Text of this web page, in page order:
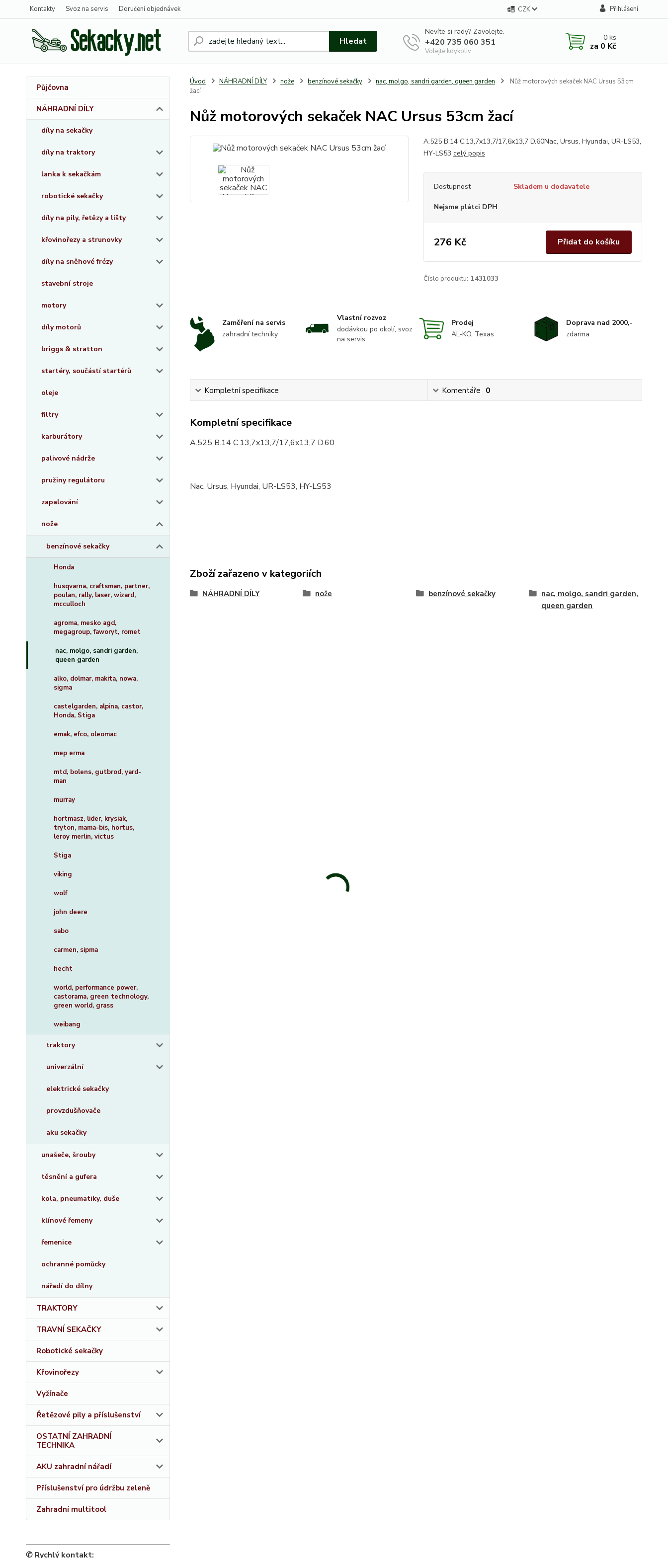
Kontakty Svoz na servis Doručení objednávek CZK Přihlášení
Hledat
Nevíte si rady? Zavolejte.
+420 735 060 351
Volejte kdykoliv
0ks
za 0 Kč
Půjčovna
NÁHRADNÍ DÍLY
díly na sekačky
díly na traktory
lanka k sekačkám
robotické sekačky
díly na pily, řetězy a lišty
křovinořezy a strunovky
díly na sněhové frézy
stavební stroje
motory
díly motorů
briggs & stratton
startéry, součástí startérů
oleje
filtry
karburátory
palivové nádrže
pružiny regulátoru
zapalování
nože
benzínové sekačky
Honda
husqvarna, craftsman, partner,
poulan, rally, laser, wizard,
mcculloch
agroma, mesko agd,
megagroup, faworyt, romet
nac, molgo, sandri garden,
queen garden
alko, dolmar, makita, nowa,
sigma
castelgarden, alpina, castor,
Honda, Stiga
emak, efco, oleomac
mep erma
mtd, bolens, gutbrod, yard-
man
murray
hortmasz, lider, krysiak,
tryton, mama-bis, hortus,
leroy merlin, victus
Stiga
viking
wolf
john deere
sabo
carmen, sipma
hecht
world, performance power,
castorama, green technology,
green world, grass
weibang
traktory
univerzální
elektrické sekačky
provzdušňovače
aku sekačky
unašeče, šrouby
těsnění a gufera
kola, pneumatiky, duše
klínové řemeny
řemenice
ochranné pomůcky
nářadí do dílny
TRAKTORY
TRAVNÍ SEKAČKY
Robotické sekačky
Křovinořezy
Vyžínače
Řetězové pily a příslušenství
OSTATNÍ ZAHRADNÍ
TECHNIKA
AKU zahradní nářadí
Příslušenství pro údržbu zeleně
Zahradní multitool
✆ Rychlý kontakt:
Úvod NÁHRADNÍ DÍLY nože benzínové sekačky nac, molgo, sandri garden, queen garden
Nůž motorových sekaček NAC Ursus 53cm
žací
Nůž motorových sekaček NAC Ursus 53cm žací
A.525 B.14 C.13,7x13,7/17,6x13,7 D.60Nac, Ursus, Hyundai, UR-LS53,
HY-LS53 celý popis
Dostupnost Skladem u dodavatele
Nejsme plátci DPH
276 Kč Přidat do košíku
Číslo produktu: 1431033
Zaměření na servis
zahradní techniky
Vlastní rozvoz
dodávkou po okolí, svoz
na servis
Prodej
AL-KO, Texas
Doprava nad 2000,-
zdarma
Kompletní specifikace Komentáře 0
Kompletní specifikace
A.525 B.14 C.13,7x13,7/17,6x13,7 D.60
Nac, Ursus, Hyundai, UR-LS53, HY-LS53
Zboží zařazeno v kategoriích
NÁHRADNÍ DÍLY nože benzínové sekačky
nac, molgo, sandri garden,
queen garden